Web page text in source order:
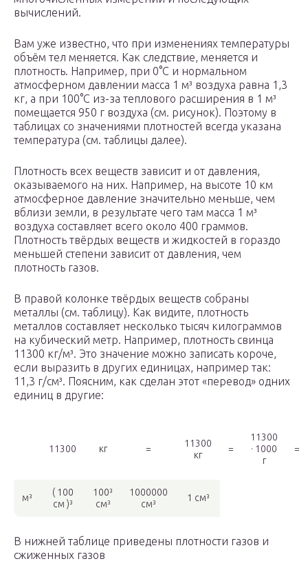
вычислений.
Вам уже известно, что при изменениях температуры
объём тел меняется. Как следствие, меняется и
плотность. Например, при 0°С и нормальном
атмосферном давлении масса 1 м³ воздуха равна 1,3
кг, а при 100°С из-за теплового расширения в 1 м³
помещается 950 г воздуха (см. рисунок). Поэтому в
таблицах со значениями плотностей всегда указана
температура (см. таблицы далее).
Плотность всех веществ зависит и от давления,
оказываемого на них. Например, на высоте 10 км
атмосферное давление значительно меньше, чем
вблизи земли, в результате чего там масса 1 м³
воздуха составляет всего около 400 граммов.
Плотность твёрдых веществ и жидкостей в гораздо
меньшей степени зависит от давления, чем
плотность газов.
В правой колонке твёрдых веществ собраны
металлы (см. таблицу). Как видите, плотность
металлов составляет несколько тысяч килограммов
на кубический метр. Например, плотность свинца
11300 кг/м³. Это значение можно записать короче,
если выразить в других единицах, например так:
11,3 г/см³. Поясним, как сделан этот «перевод» одних
единиц в другие:
11300 кг =
11300
кг
=
11300
· 1000
г
=
м³
( 100
см )³
100³
см³
1000000
см³
1 см³
В нижней таблице приведены плотности газов и
сжиженных газов